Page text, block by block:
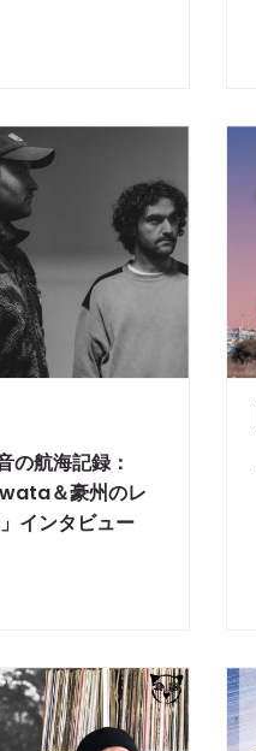
航海記録：
＆豪州のレ
インタビュー